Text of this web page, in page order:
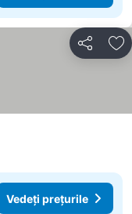
Distribuiți
Vedeți prețurile